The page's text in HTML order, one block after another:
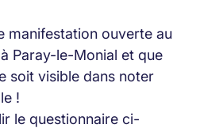
manifestation ouverte au
Paray-le-Monial et que
soit visible dans noter
!
le questionnaire ci-